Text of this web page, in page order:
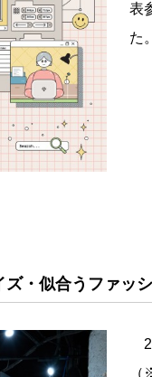
表
た。
・似合うファッ